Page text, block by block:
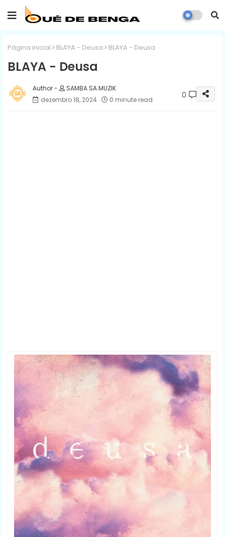
Página inicial BLAYA - Deusa BLAYA - Deusa
BLAYA - Deusa
SAMBA SA MUZIK
dezembro 18, 2024
0 minute read 0